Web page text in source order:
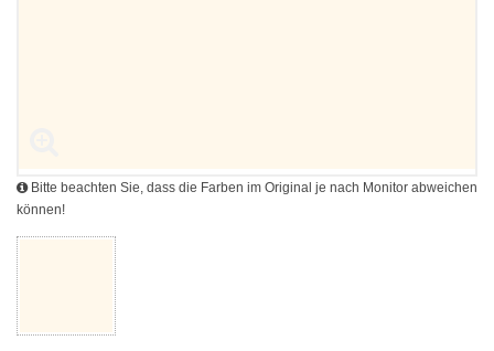
Bitte beachten Sie, dass die Farben im Original je nach Monitor abweichen
können!